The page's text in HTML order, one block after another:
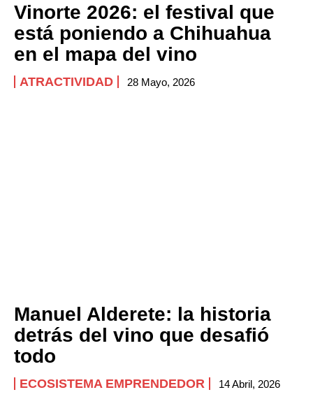
Vinorte 2026: el festival que
está poniendo a Chihuahua
en el mapa del vino
ATRACTIVIDAD 28 Mayo, 2026
Manuel Alderete: la historia
detrás del vino que desafió
todo
ECOSISTEMA EMPRENDEDOR 14 Abril, 2026